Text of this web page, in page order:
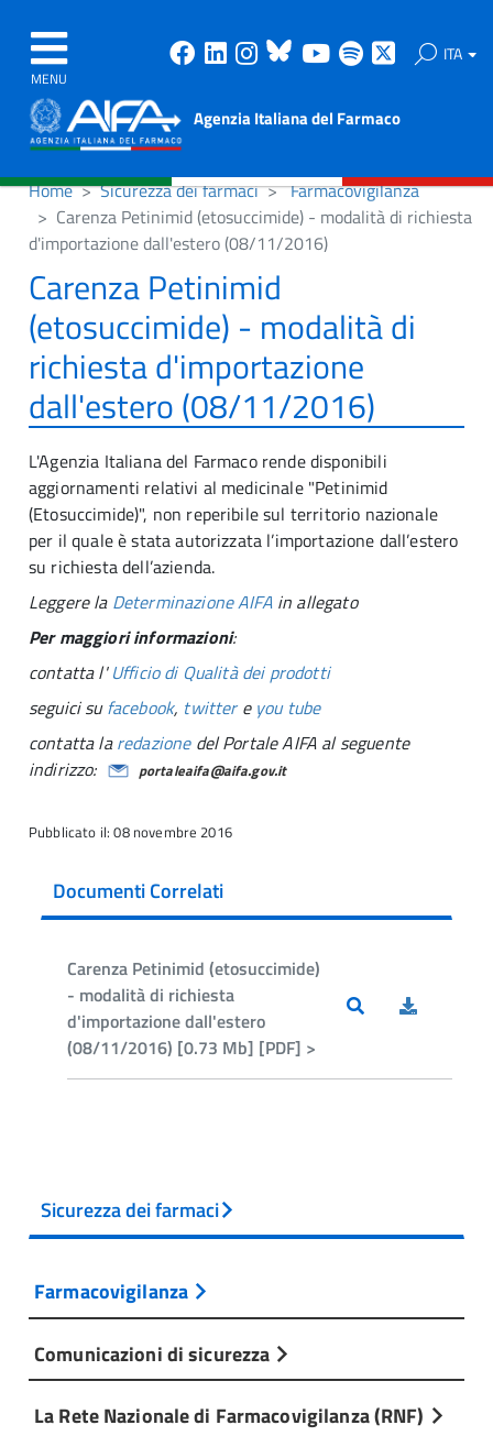
MENU
Facebook
Linkedin
Instagram
Bluesky
Youtube
Spotify ITA
Agenzia Italiana del Farmaco
Home Sicurezza dei farmaci
Farmacovigilanza
Carenza Petinimid (etosuccimide) - modalità di richiesta
d'importazione dall'estero (08/11/2016)
Carenza Petinimid
(etosuccimide) - modalità di
richiesta d'importazione
dall'estero (08/11/2016)
L'Agenzia Italiana del Farmaco rende disponibili
aggiornamenti relativi al medicinale "Petinimid
(Etosuccimide)", non reperibile sul territorio nazionale
per il quale è stata autorizzata l’importazione dall’estero
su richiesta dell’azienda.
Leggere la Determinazione AIFAin allegato
Per maggiori informazioni:
contatta l'Ufficio di Qualità dei prodotti
seguici sufacebook, twittere you tube
contatta laredazionedel Portale AIFA al seguente
indirizzo:
portaleaifa@aifa.gov.it
Pubblicato il: 08 novembre 2016
Documenti Correlati
Carenza Petinimid (etosuccimide)
- modalità di richiesta
d'importazione dall'estero
(08/11/2016) [0.73 Mb] [PDF] >
Sicurezza dei farmaci
Farmacovigilanza
Comunicazioni di sicurezza
La Rete Nazionale di Farmacovigilanza (RNF)